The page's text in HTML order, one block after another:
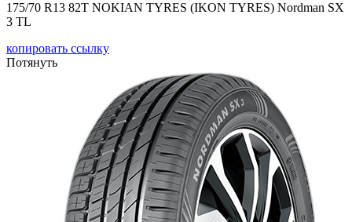
175/70 R13 82T NOKIAN TYRES (IKON TYRES) Nordman SX
3 TL
копировать ссылку
Потянуть